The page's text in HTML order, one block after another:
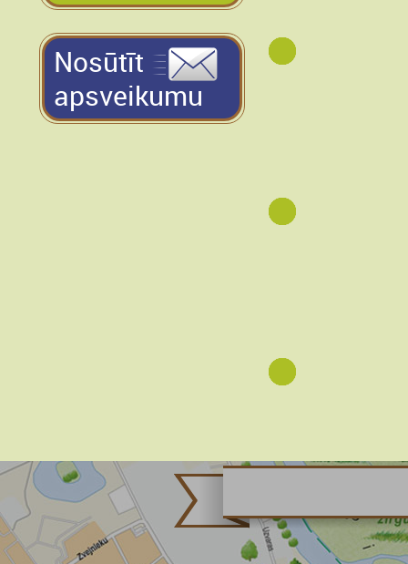
Nosūtīt
apsveikumu